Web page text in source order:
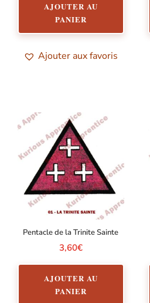
AJOUTER AU
PANIER
Ajouter aux favoris
Pentacle de la Trinite Sainte
3,60€
AJOUTER AU
PANIER